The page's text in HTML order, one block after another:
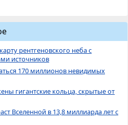
рентгеновского неба с
источников
170 миллионов невидимых
гигантские кольца, скрытые от
Вселенной в 13,8 миллиарда лет с